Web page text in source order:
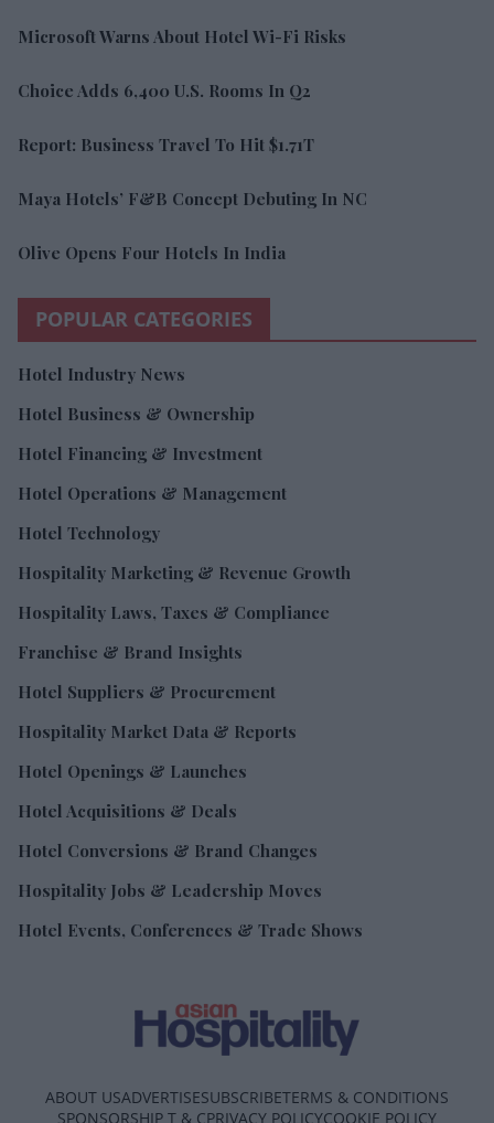
Microsoft Warns About Hotel Wi-Fi Risks
Choice Adds 6,400 U.S. Rooms In Q2
Report: Business Travel To Hit $1.71T
Maya Hotels’ F&B Concept Debuting In NC
Olive Opens Four Hotels In India
POPULAR CATEGORIES
Hotel Industry News
Hotel Business & Ownership
Hotel Financing & Investment
Hotel Operations & Management
Hotel Technology
Hospitality Marketing & Revenue Growth
Hospitality Laws, Taxes & Compliance
Franchise & Brand Insights
Hotel Suppliers & Procurement
Hospitality Market Data & Reports
Hotel Openings & Launches
Hotel Acquisitions & Deals
Hotel Conversions & Brand Changes
Hospitality Jobs & Leadership Moves
Hotel Events, Conferences & Trade Shows
ABOUT USADVERTISESUBSCRIBETERMS & CONDITIONS
SPONSORSHIP T & CPRIVACY POLICYCOOKIE POLICY